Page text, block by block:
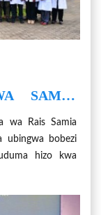
SAMIA
wa Rais Samia
ubingwa bobezi
hizo kwa